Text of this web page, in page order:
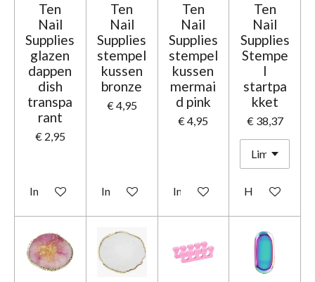
Ten
Nail
Supplies
glazen
dappen
dish
transpa
rant
€ 2,95
In winkelwagen
Ten
Nail
Supplies
stempel
kussen
bronze
€ 4,95
In winkelwagen
Ten
Nail
Supplies
stempel
kussen
mermai
d pink
€ 4,95
In winkelwagen
Ten
Nail
Supplies
Stempe
l
startpa
kket
€ 38,37
Houd mij op